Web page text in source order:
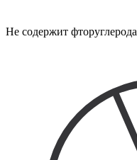
Не содержит фторуглерода